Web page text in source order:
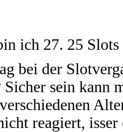
ich 27. 25
bei der
Sicher sein kann
reagiert, isser